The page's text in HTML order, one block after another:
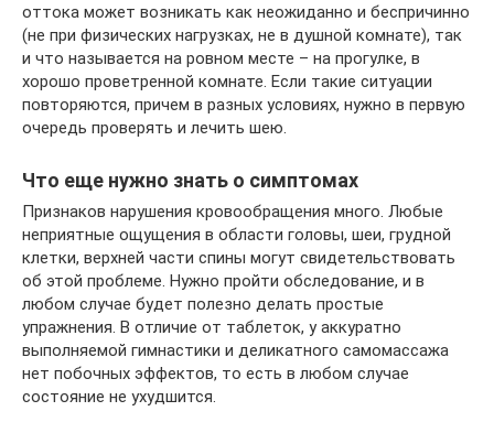
оттока может возникать как неожиданно и беспричинно
(не при физических нагрузках, не в душной комнате), так
и что называется на ровном месте – на прогулке, в
хорошо проветренной комнате. Если такие ситуации
повторяются, причем в разных условиях, нужно в первую
очередь проверять и лечить шею.
Что еще нужно знать о симптомах
Признаков нарушения кровообращения много. Любые
неприятные ощущения в области головы, шеи, грудной
клетки, верхней части спины могут свидетельствовать
об этой проблеме. Нужно пройти обследование, и в
любом случае будет полезно делать простые
упражнения. В отличие от таблеток, у аккуратно
выполняемой гимнастики и деликатного самомассажа
нет побочных эффектов, то есть в любом случае
состояние не ухудшится.